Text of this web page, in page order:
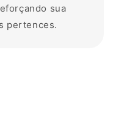
sua
pertences.